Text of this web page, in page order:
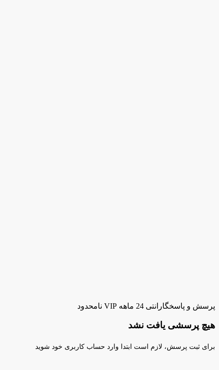
پرسش و پاسخگارانتی 24 ماهه VIP نامحدود
هیچ پرسشی یافت نشد
برای ثبت پرسش، لازم است ابتدا وارد حساب کاربری خود شوید